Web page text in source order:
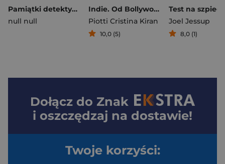
Pamiątki detektywa Pozytywki
null null
Indie. Od Bollywood do Tadź Mahal
Piotti Cristina Kiran
10,0 (5)
Test na
Joel Jessup
8,0 (1)
Dołącz do Znak
i oszczędzaj na dostawie!
Twoje korzyści: